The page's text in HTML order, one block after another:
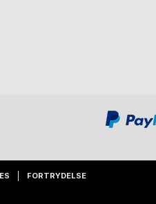
FORTRYDELSE